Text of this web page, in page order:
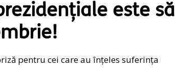
este să
pentru cei care au înțeles suferința